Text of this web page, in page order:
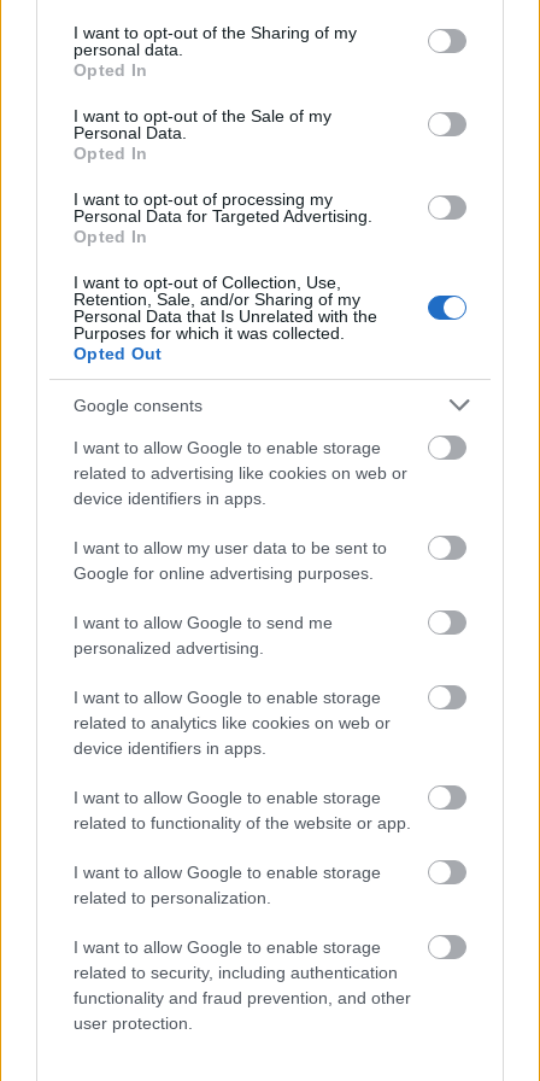
not limited to your visit or usage behaviour. You may click to
grant or deny consent to Google and its third-party tags to
use your data for below specified purposes in below Google
consent section.
I want to opt-out of the Sharing of my
personal data.
Opted In
I want to opt-out of the Sale of my
Personal Data.
Opted In
I want to opt-out of processing my
Personal Data for Targeted Advertising.
Opted In
I want to opt-out of Collection, Use,
Retention, Sale, and/or Sharing of my
Personal Data that Is Unrelated with the
Purposes for which it was collected.
Opted Out
Google consents
I want to allow Google to enable storage
related to advertising like cookies on web or
device identifiers in apps.
I want to allow my user data to be sent to
Google for online advertising purposes.
I want to allow Google to send me
personalized advertising.
I want to allow Google to enable storage
related to analytics like cookies on web or
device identifiers in apps.
I want to allow Google to enable storage
related to functionality of the website or app.
I want to allow Google to enable storage
related to personalization.
I want to allow Google to enable storage
related to security, including authentication
functionality and fraud prevention, and other
user protection.
fényszóróink is kutatva az ellenséges állást, mert az
olasz gyalogság támadása minden pillanatban
hallgatag ütegeink is. A harminc és felesek mély,
bömbölő hangja mellett a gyorsan feleselő kisebbek
erős munkába fogtak. Az olasz állásban indulásra
kész gyalogság lelkierejét néhány telitalálat
valószínűleg erőpróbára tehette. Vermegliano szinte
remegett a harminc és felesek robbanásai nyomán.
30 és feles lövedék mozgatása a Doberdón
Az ütegek lázas igyekezettel keresték egymást, a
fényszórókat és a gyalogságot egyaránt, mert most
előkészítve, a támadás vagy a védelem.
hadvezetőségünket nem érte váratlanul a dolog. A
mi aránytalanul gyengébb tüzérségünk, lám, ilyen
alkalmakra tartogatta az erejét. Olyan heves
ellentüzet adott az olaszokra, hogy csak úgy repesett
a szívünk tőle.
Mirólunk, úgy látszott, mindenki megfeledkezett. Át-